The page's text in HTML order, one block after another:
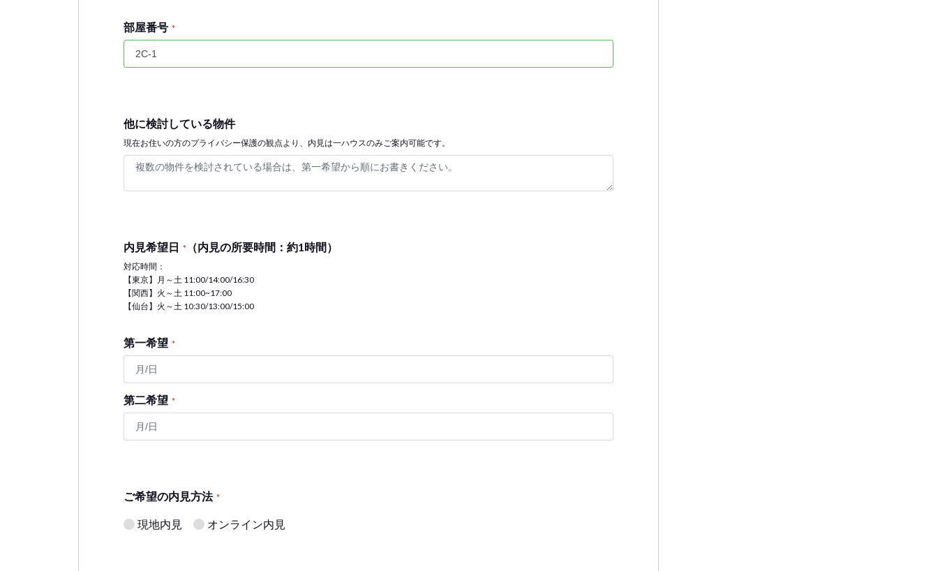
部屋番号 *
他に検討している物件
現在お住いの方のプライバシー保護の観点より、内見は一ハウスのみご案内可能です。
内見希望日 * （内見の所要時間：約1時間）
対応時間：
【東京】月～土 11:00/14:00/16:30
【関西】火～土 11:00~17:00
【仙台】火～土 10:30/13:00/15:00
第一希望 *
第二希望 *
ご希望の内見方法 *
現地内見 オンライン内見